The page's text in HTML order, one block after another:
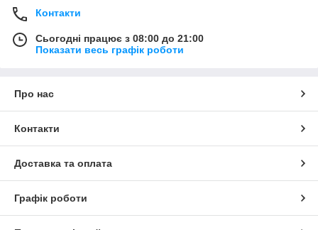
Контакти
Сьогодні працює з 08:00 до 21:00
Показати весь графік роботи
Про нас
Контакти
Доставка та оплата
Графік роботи